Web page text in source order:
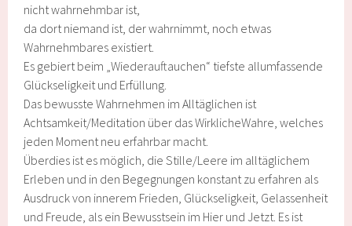
nicht wahrnehmbar ist,
da dort niemand ist, der wahrnimmt, noch etwas
Wahrnehmbares existiert.
Es gebiert beim „Wiederauftauchen“ tiefste allumfassende
Glückseligkeit und Erfüllung.
Das bewusste Wahrnehmen im Alltäglichen ist
Achtsamkeit/Meditation über das WirklicheWahre, welches
jeden Moment neu erfahrbar macht.
Überdies ist es möglich, die Stille/Leere im alltäglichem
Erleben und in den Begegnungen konstant zu erfahren als
Ausdruck von innerem Frieden, Glückseligkeit, Gelassenheit
und Freude, als ein Bewusstsein im Hier und Jetzt. Es ist